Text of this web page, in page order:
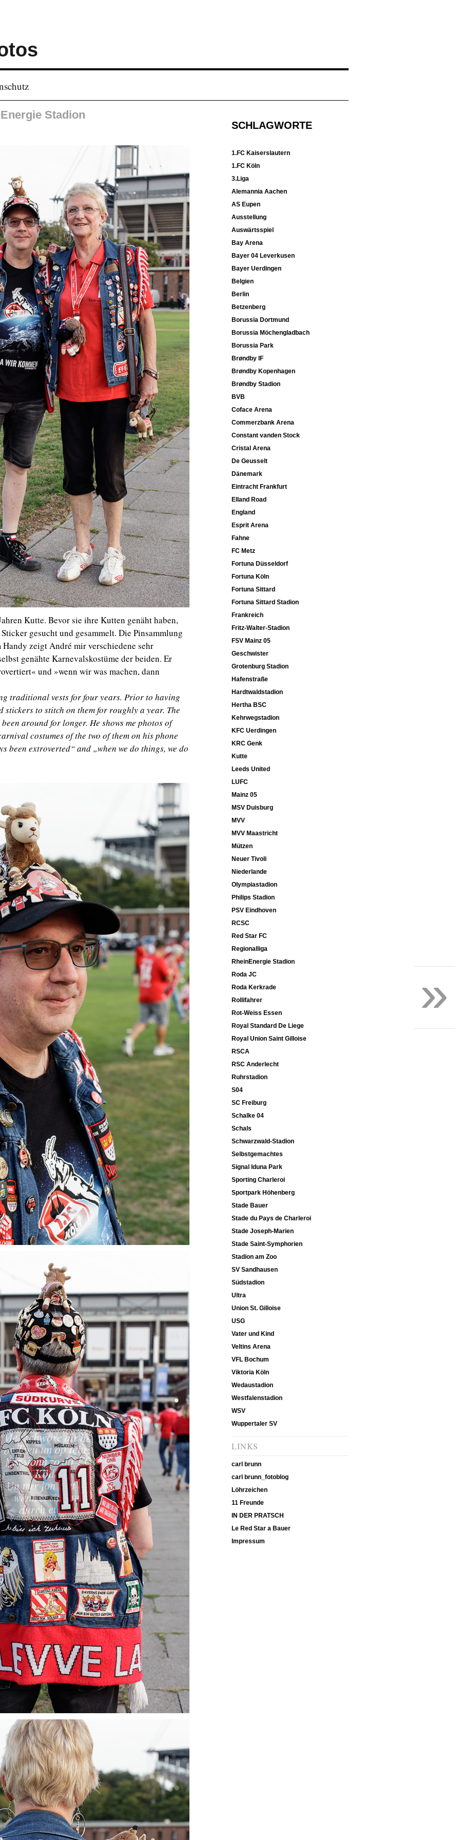
Stadion
Kutte. Bevor sie ihre Kutten genäht haben,
gesucht und gesammelt. Die Pinsammlung
zeigt André mir verschiedene sehr
genähte Karnevalskostüme der beiden. Er
und »wenn wir was machen, dann
traditional vests for four years. Prior to having
stickers to stitch on them for roughly a year. The
around for longer. He shows me photos of
costumes of the two of them on his phone
been extroverted“ and „when we do things, we do
SCHLAGWORTE
1.FC Kaiserslautern
1.FC Köln
3.Liga
Alemannia Aachen
AS Eupen
Ausstellung
Auswärtsspiel
Bay Arena
Bayer 04 Leverkusen
Bayer Uerdingen
Belgien
Berlin
Betzenberg
Borussia Dortmund
Borussia Möchengladbach
Borussia Park
Brøndby IF
Brøndby Kopenhagen
Brøndby Stadion
BVB
Coface Arena
Commerzbank Arena
Constant vanden Stock
Cristal Arena
De Geusselt
Dänemark
Eintracht Frankfurt
Elland Road
England
Esprit Arena
Fahne
FC Metz
Fortuna Düsseldorf
Fortuna Köln
Fortuna Sittard
Fortuna Sittard Stadion
Frankreich
Fritz-Walter-Stadion
FSV Mainz 05
Geschwister
Grotenburg Stadion
Hafenstraße
Hardtwaldstadion
Hertha BSC
Kehrwegstadion
KFC Uerdingen
KRC Genk
Kutte
Leeds United
LUFC
Mainz 05
MSV Duisburg
MVV
MVV Maastricht
Mützen
Neuer Tivoli
Niederlande
Olympiastadion
Philips Stadion
PSV Eindhoven
RCSC
Red Star FC
Regionalliga
RheinEnergie Stadion
Roda JC
Roda Kerkrade
Rollifahrer
Rot-Weiss Essen
Royal Standard De Liege
Royal Union Saint Gilloise
RSCA
RSC Anderlecht
Ruhrstadion
S04
SC Freiburg
Schalke 04
Schals
Schwarzwald-Stadion
Selbstgemachtes
Signal Iduna Park
Sporting Charleroi
Sportpark Höhenberg
Stade Bauer
Stade du Pays de Charleroi
Stade Joseph-Marien
Stade Saint-Symphorien
Stadion am Zoo
SV Sandhausen
Südstadion
Ultra
Union St. Gilloise
USG
Vater und Kind
Veltins Arena
VFL Bochum
Viktoria Köln
Wedaustadion
Westfalenstadion
WSV
Wuppertaler SV
LINKS
carl brunn
carl brunn_fotoblog
Löhrzeichen
11 Freunde
IN DER PRATSCH
Le Red Star a Bauer
Impressum
»